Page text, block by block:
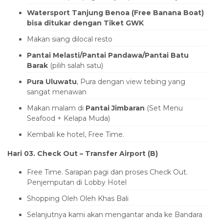
Watersport Tanjung Benoa (Free Banana Boat)
bisa ditukar dengan Tiket GWK
Makan siang dilocal resto
Pantai Melasti/Pantai Pandawa/Pantai Batu
Barak (pilih salah satu)
Pura Uluwatu, Pura dengan view tebing yang
sangat menawan
Makan malam di Pantai Jimbaran (Set Menu
Seafood + Kelapa Muda)
Kembali ke hotel, Free Time.
Hari 03. Check Out – Transfer Airport (B)
Free Time. Sarapan pagi dan proses Check Out.
Penjemputan di Lobby Hotel
Shopping Oleh Oleh Khas Bali
Selanjutnya kami akan mengantar anda ke Bandara